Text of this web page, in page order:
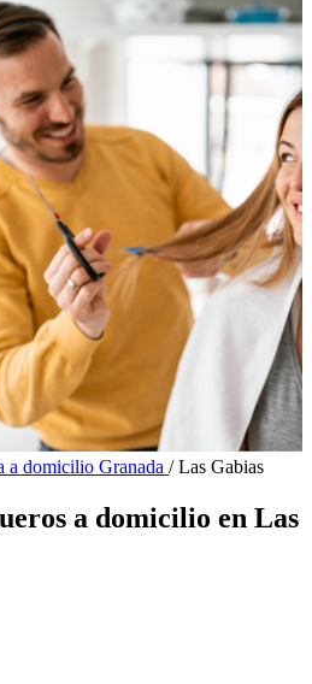
a domicilio Granada / Las Gabias
a domicilio en Las